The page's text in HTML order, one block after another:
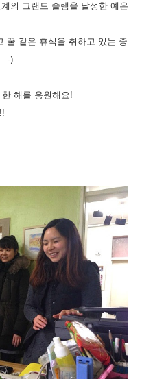
의 그랜드 슬램을 달성한 예은
꿀 같은 휴식을 취하고 있는 중
:-)
해를 응원해요!